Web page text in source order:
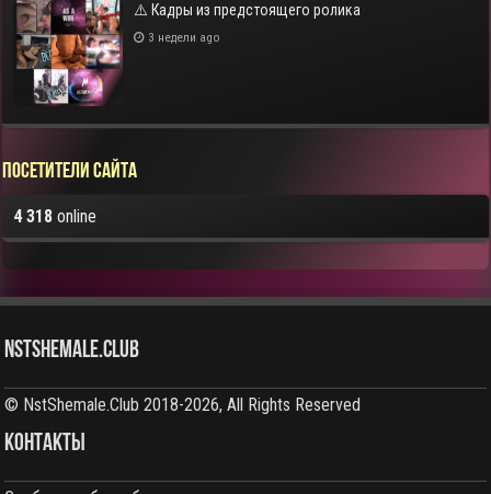
⚠️ Кадры из предстоящего ролика
3 недели ago
Посетители сайта
4 318 online
NstShemale.Club
© NstShemale.Club 2018-2026, All Rights Reserved
КОНТАКТЫ